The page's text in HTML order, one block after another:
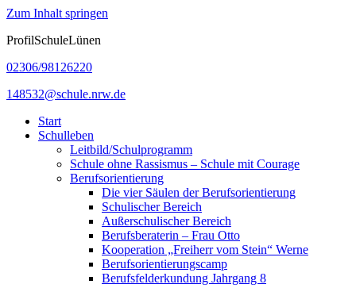
Zum Inhalt springen
ProfilSchuleLünen
02306/98126220
148532@schule.nrw.de
Start
Schulleben
Leitbild/Schulprogramm
Schule ohne Rassismus – Schule mit Courage
Berufsorientierung
Die vier Säulen der Berufsorientierung
Schulischer Bereich
Außerschulischer Bereich
Berufsberaterin – Frau Otto
Kooperation „Freiherr vom Stein“ Werne
Berufsorientierungscamp
Berufsfelderkundung Jahrgang 8